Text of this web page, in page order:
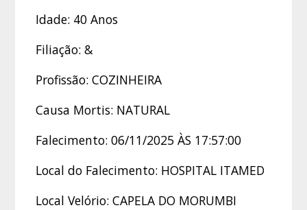
Idade: 40 Anos
Filiação: &
Profissão: COZINHEIRA
Causa Mortis: NATURAL
Falecimento: 06/11/2025 ÀS 17:57:00
Local do Falecimento: HOSPITAL ITAMED
Local Velório: CAPELA DO MORUMBI